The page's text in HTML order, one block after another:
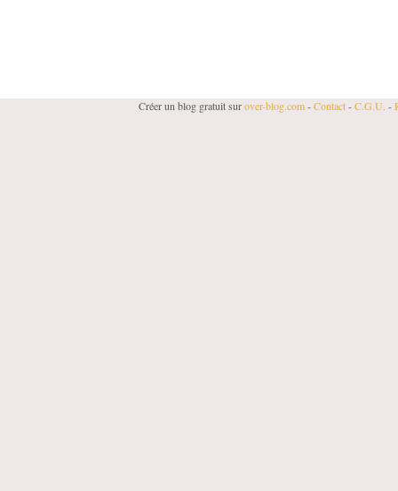
Créer un blog gratuit surover-blog.com-Contact-C.G.U. -